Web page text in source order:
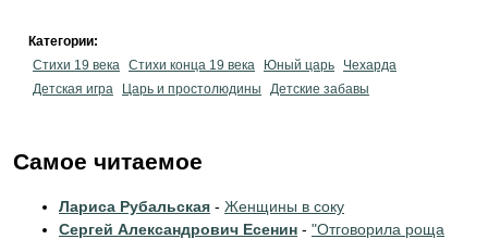
Категории:
Стихи 19 века Стихи конца 19 века Юный царь
Чехарда
Детская игра
Царь и простолюдины Детские забавы
Самое читаемое
Лариса Рубальская - Женщины в соку
Сергей Александрович Есенин - "Отговорила роща